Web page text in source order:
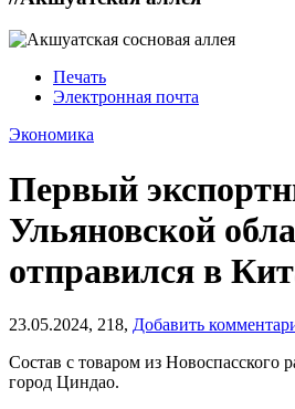
Печать
Электронная почта
Экономика
Первый
Ульяновской
отправился в
23.05.2024, 218, Добавить
Состав с товаром из Новоспасского
город Циндао.